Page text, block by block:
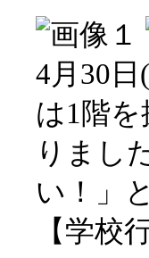
4月30
は1階
りまし
い！」
【学校